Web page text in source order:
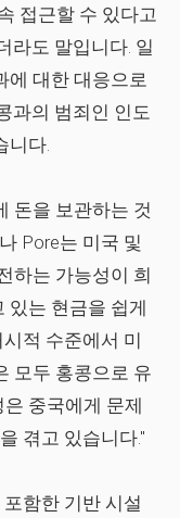
접근할 수 있다고
라도 말입니다. 일
에 대한 대응으로
과의 범죄인 인도
니다.
돈을 보관하는 것
Pore는 미국 및
하는 가능성이 희
있는 현금을 쉽게
적 수준에서 미
모두 홍콩으로 유
중국에게 문제
겪고 있습니다."
함한 기반 시설